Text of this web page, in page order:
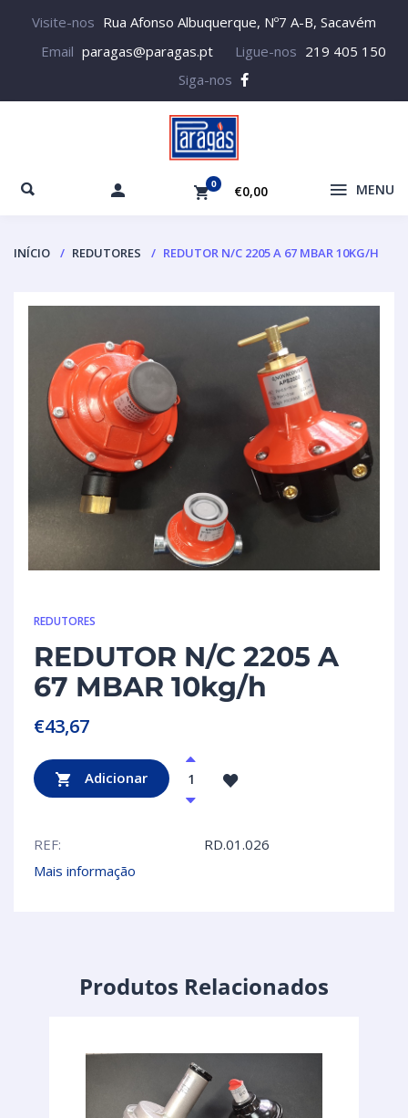
Visite-nos Rua Afonso Albuquerque, Nº7 A-B, Sacavém
Email paragas@paragas.pt Ligue-nos 219 405 150
Siga-nos
0 €0,00 MENU
INÍCIO REDUTORES REDUTOR N/C 2205 A 67 MBAR 10KG/H
REDUTORES
REDUTOR N/C 2205 A
67 MBAR 10kg/h
€43,67
Adicionar
REF:
RD.01.026
Mais informação
Produtos Relacionados